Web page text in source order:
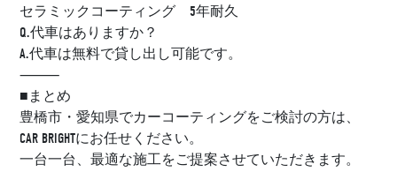
セラミックコーティング 5年耐久
Q.代車はありますか？
A.代車は無料で貸し出し可能です。
⸻
■まとめ
豊橋市・愛知県でカーコーティングをご検討の方は、
CAR BRIGHTにお任せください。
一台一台、最適な施工をご提案させていただきます。